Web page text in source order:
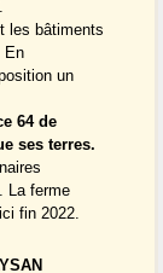
les bâtiments
En
un
64 de
ses terres.
La ferme
fin 2022.